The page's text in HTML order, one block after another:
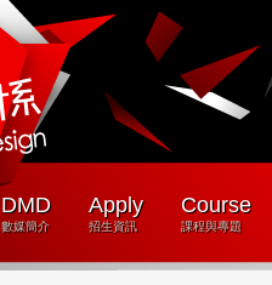
DMD
數媒簡介
Apply
招生資訊
Course
課程與專題